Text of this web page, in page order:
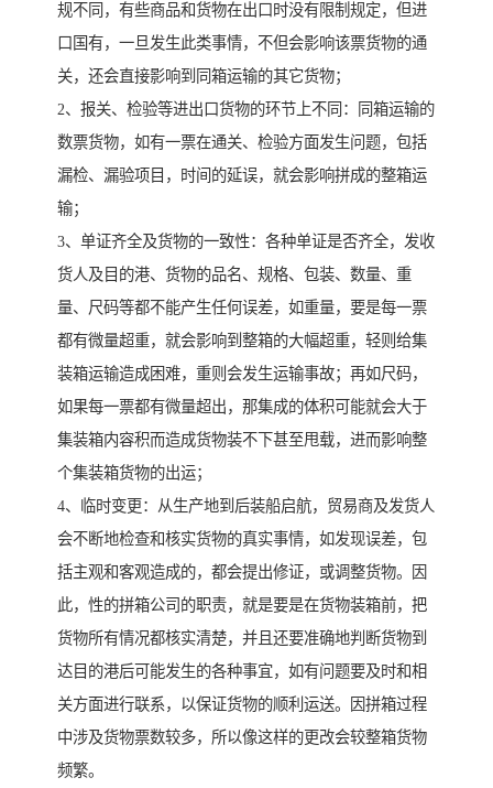
规不同，有些商品和货物在出口时没有限制规定，但进
口国有，一旦发生此类事情，不但会影响该票货物的通
关，还会直接影响到同箱运输的其它货物；
2、报关、检验等进出口货物的环节上不同：同箱运输的
数票货物，如有一票在通关、检验方面发生问题，包括
漏检、漏验项目，时间的延误，就会影响拼成的整箱运
输；
3、单证齐全及货物的一致性：各种单证是否齐全，发收
货人及目的港、货物的品名、规格、包装、数量、重
量、尺码等都不能产生任何误差，如重量，要是每一票
都有微量超重，就会影响到整箱的大幅超重，轻则给集
装箱运输造成困难，重则会发生运输事故；再如尺码，
如果每一票都有微量超出，那集成的体积可能就会大于
集装箱内容积而造成货物装不下甚至甩载，进而影响整
个集装箱货物的出运；
4、临时变更：从生产地到后装船启航，贸易商及发货人
会不断地检查和核实货物的真实事情，如发现误差，包
括主观和客观造成的，都会提出修证，或调整货物。因
此，性的拼箱公司的职责，就是要是在货物装箱前，把
货物所有情况都核实清楚，并且还要准确地判断货物到
达目的港后可能发生的各种事宜，如有问题要及时和相
关方面进行联系，以保证货物的顺利运送。因拼箱过程
中涉及货物票数较多，所以像这样的更改会较整箱货物
频繁。